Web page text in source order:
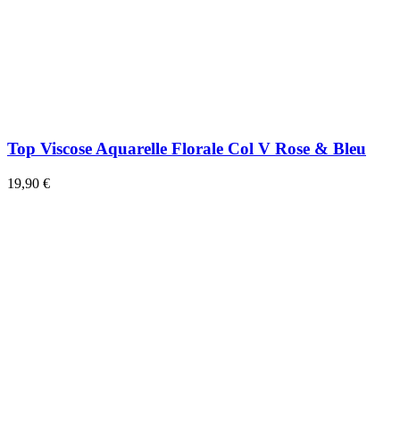
Top Viscose Aquarelle Florale Col V Rose & Bleu
19,90 €